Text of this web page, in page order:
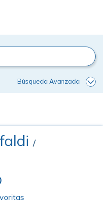
Búsqueda Avanzada
/